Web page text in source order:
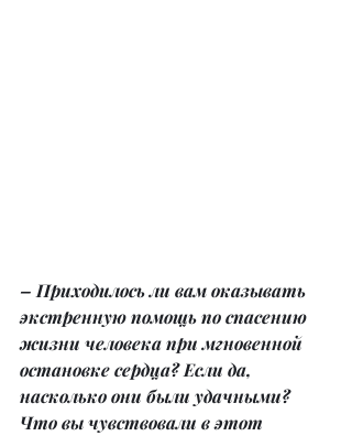
– Приходилось ли вам оказывать
экстренную помощь по спасению
жизни человека при мгновенной
остановке сердца? Если да,
насколько они были удачными?
Что вы чувствовали в этот